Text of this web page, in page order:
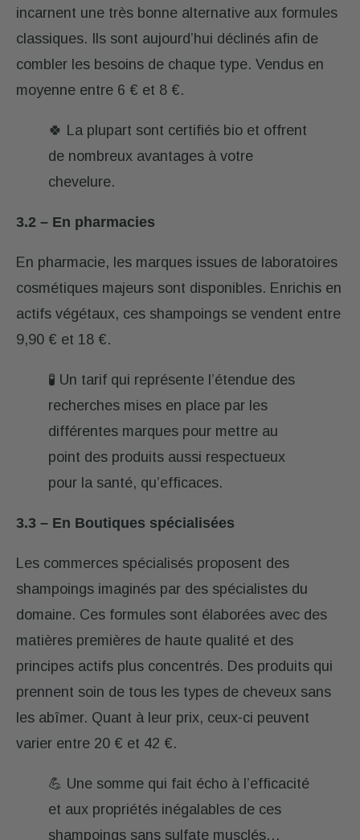
incarnent une très bonne alternative aux formules
classiques. Ils sont aujourd’hui déclinés afin de
combler les besoins de chaque type. Vendus en
moyenne entre 6 € et 8 €.
🍀 La plupart sont certifiés bio et offrent
de nombreux avantages à votre
chevelure.
3.2 – En pharmacies
En pharmacie, les marques issues de laboratoires
cosmétiques majeurs sont disponibles. Enrichis en
actifs végétaux, ces shampoings se vendent entre
9,90 € et 18 €.
🧪 Un tarif qui représente l’étendue des
recherches mises en place par les
différentes marques pour mettre au
point des produits aussi respectueux
pour la santé, qu’efficaces.
3.3 – En Boutiques spécialisées
Les commerces spécialisés proposent des
shampoings imaginés par des spécialistes du
domaine. Ces formules sont élaborées avec des
matières premières de haute qualité et des
principes actifs plus concentrés. Des produits qui
prennent soin de tous les types de cheveux sans
les abîmer. Quant à leur prix, ceux-ci peuvent
varier entre 20 € et 42 €.
💪 Une somme qui fait écho à l’efficacité
et aux propriétés inégalables de ces
shampoings sans sulfate musclés…